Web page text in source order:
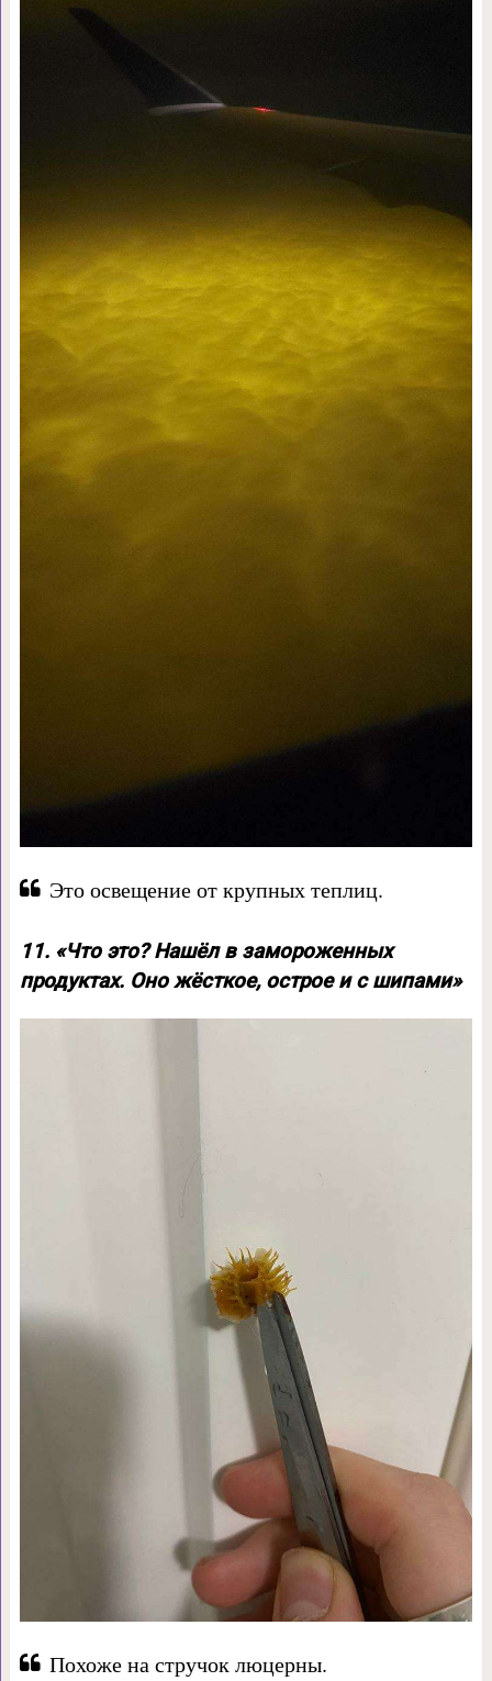
Это освещение от крупных теплиц.
11. «Что это? Нашёл в замороженных
продуктах. Оно жёсткое, острое и с шипами»
Похоже на стручок люцерны.